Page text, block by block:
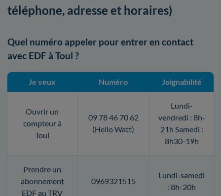
téléphone, adresse et horaires)
Quel numéro appeler pour entrer en contact
avec EDF à Toul ?
Je veux Numéro Joignabilité
Ouvrir un
compteur à
Toul
09 78 46 70 62
(Hello Watt)
Lundi-
vendredi : 8h-
21h Samedi :
8h30-19h
Prendre un
abonnement
EDF au TRV
0969321515
Lundi-samedi
: 8h-20h